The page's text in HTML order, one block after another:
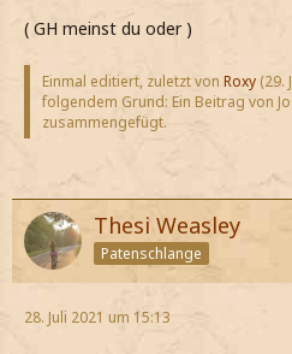
( GH meinst du oder )
Einmal editiert, zuletzt von Roxy (29.
folgendem Grund: Ein Beitrag von
zusammengefügt.
Thesi Weasley
Patenschlange
28. Juli 2021 um 15:13